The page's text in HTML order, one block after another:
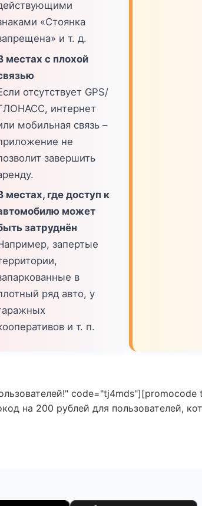
«Стоянка
и т. д.
местах с плохой
отсутствует GPS/
интернет
мобильная связь –
не
завершить
местах, где доступ к
может
затруднён
запертые
в
ряд авто, у
и т. п.
на 200 рублей для пользователей,